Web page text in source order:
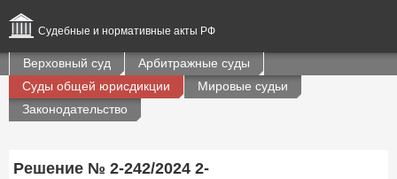
Судебные и нормативные акты РФ
Верховный суд
Арбитражные суды
Суды общей юрисдикции
Мировые судьи
Законодательство
Решение № 2-242/2024 2-